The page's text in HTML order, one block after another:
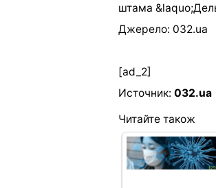
штама
Джерело: 032.ua
[ad_2]
Источник: 032.ua
Читайте також